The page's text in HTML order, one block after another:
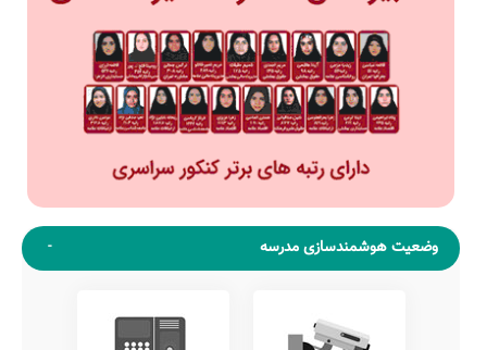
وضعیت هوشمندسازی مدرسه